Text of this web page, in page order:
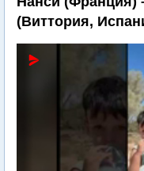
(Виттория,